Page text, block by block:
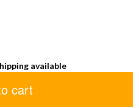
available
cart